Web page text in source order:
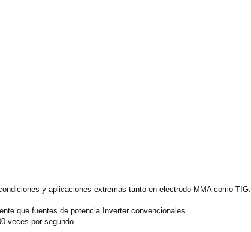
y aplicaciones extremas tanto en electrodo MMA como TIG.
que fuentes de potencia Inverter convencionales.
veces por segundo.